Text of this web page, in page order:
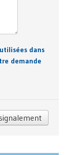
dans
demande